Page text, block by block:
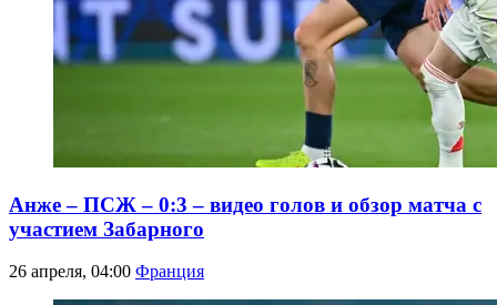
Анже – ПСЖ – 0:3 – видео голов и обзор матча с
участием Забарного
26 апреля, 04:00 Франция